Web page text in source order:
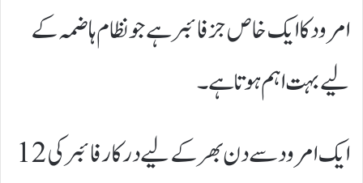
امرود کا ایک خاص جز فائبر ہے جو نظام ہاضمہ کے
لیے بہت اہم ہوتا ہے۔
ایک امرود سے دن بھر کے لیے درکار فائبر کی 12